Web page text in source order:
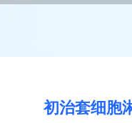
初治套细胞